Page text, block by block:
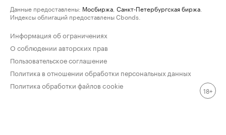
Данные предоставлены: Мосбиржа Санкт-Петербургская биржа
Индексы облигаций предоставлены Cbonds.
Информация об ограничениях
О соблюдении авторских прав
Пользовательское соглашение
Политика в отношении обработки персональных данных
Политика обработки файлов cookie
18+